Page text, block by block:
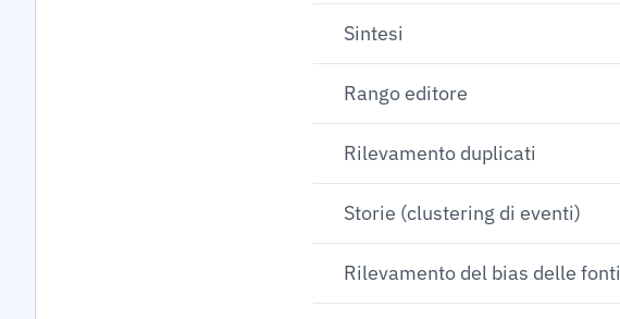
Sintesi
Rango editore
Rilevamento duplicati
Storie (clustering di eventi)
Rilevamento del bias delle fonti